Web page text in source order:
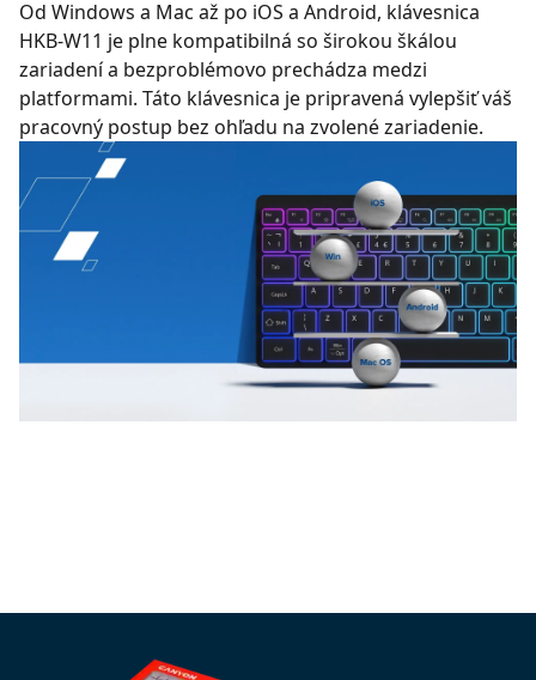
Od Windows a Mac až po iOS a Android, klávesnica
HKB-W11 je plne kompatibilná so širokou škálou
zariadení a bezproblémovo prechádza medzi
platformami. Táto klávesnica je pripravená vylepšiť váš
pracovný postup bez ohľadu na zvolené zariadenie.